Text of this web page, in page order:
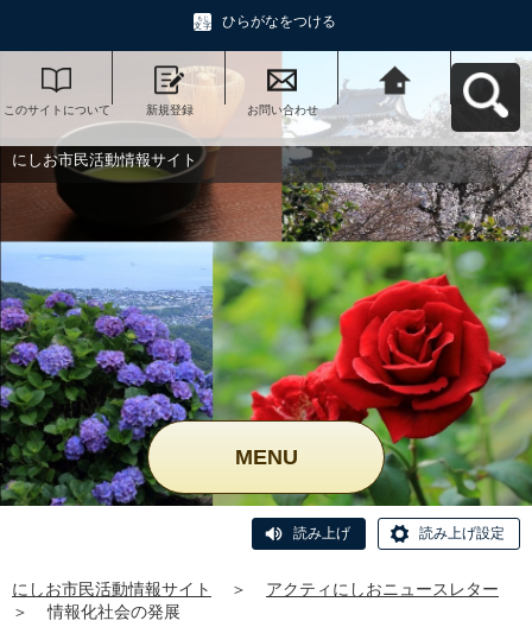
ひらがなをつける
このサイトについて 新規登録 お問い合わせ
にしお市民活動情報
サイトへ戻る
にしお市民活動情報サイト
MENU
読み上げ 読み上げ設定
にしお市民活動情報サイト ＞
アクティにしおニュースレター
＞
情報化社会の発展